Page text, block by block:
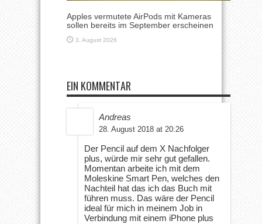
Apples vermutete AirPods mit Kameras
sollen bereits im September erscheinen
3. August 2026
EIN KOMMENTAR
Andreas
28. August 2018 at 20:26
Der Pencil auf dem X Nachfolger
plus, würde mir sehr gut gefallen.
Momentan arbeite ich mit dem
Moleskine Smart Pen, welches den
Nachteil hat das ich das Buch mit
führen muss. Das wäre der Pencil
ideal für mich in meinem Job in
Verbindung mit einem iPhone plus